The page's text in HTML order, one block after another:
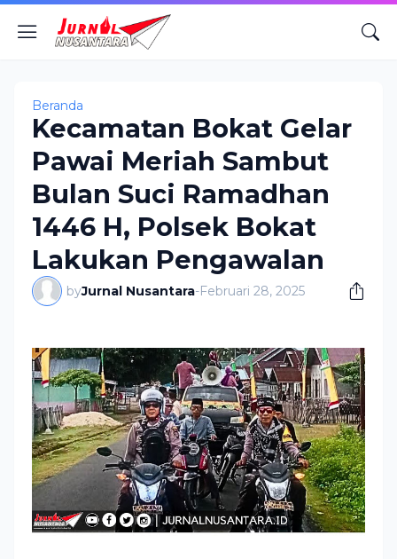
Beranda
Kecamatan Bokat Gelar
Pawai Meriah Sambut
Bulan Suci Ramadhan
1446 H, Polsek Bokat
Lakukan Pengawalan
byJurnal Nusantara-Februari 28, 2025